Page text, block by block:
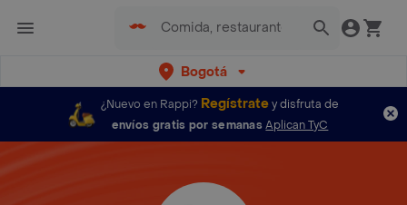
Bogotá
¿Nuevo en Rappi? Regístratey disfruta de
envíos gratis por semanas Aplican TyC